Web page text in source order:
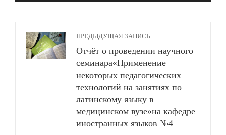
ПРЕДЫДУЩАЯ ЗАПИСЬ
Отчёт о проведении научного
семинара«Применение
некоторых педагогических
технологий на занятиях по
латинскому языку в
медицинском вузе»на кафедре
иностранных языков №4